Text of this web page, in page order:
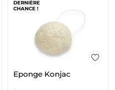
DERNIÈRE
CHANCE !
Eponge Konjac